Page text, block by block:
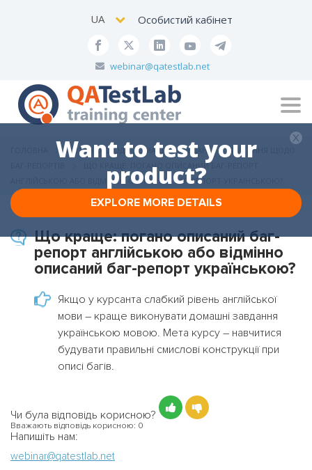
webinar@qatestlab.net
UA Особистий кабінет
Want to test your
product?
EXPLORE MORE DETAILS
ПИТАННЯ ЩОДО ДОМАШНІХ ЗАВДАНЬ
ПИТАННЯ ЩОДО
ЩО КРАЩЕ: ПОГАНО ОПИСАНИЙ БАГ-РЕПОРТ
АНГЛІЙСЬКОЮ АБО ВІДМІННО ОПИСАНИЙ БАГ-РЕПОРТ УКРАЇНСЬКОЮ?
Що краще: погано описаний баг-
репорт англійською або відмінно
описаний баг-репорт українською?
Якщо у курсанта слабкий рівень англійської
мови – краще виконувати домашні завдання
українською мовою. Мета курсу – навчитися
будувати правильні смислові конструкції при
описі багів.
Чи була відповідь корисною?
Вважають відповідь корисною: 0
Напишіть нам:
webinar@qatestlab.net